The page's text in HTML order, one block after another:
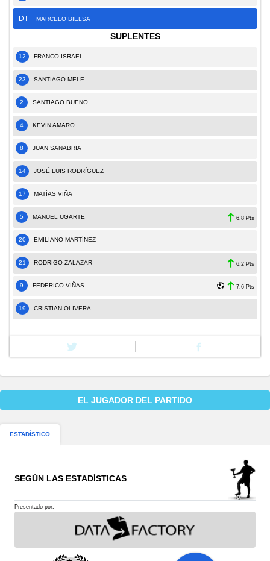
DT MARCELO BIELSA
SUPLENTES
12 FRANCO ISRAEL
23 SANTIAGO MELE
2 SANTIAGO BUENO
4 KEVIN AMARO
8 JUAN SANABRIA
14 JOSÉ LUIS RODRÍGUEZ
17 MATÍAS VIÑA
5 MANUEL UGARTE 6.8 Pts
20 EMILIANO MARTÍNEZ
21 RODRIGO ZALAZAR 6.2 Pts
9 FEDERICO VIÑAS 7.6 Pts
19 CRISTIAN OLIVERA
EL JUGADOR DEL PARTIDO
ESTADÍSTICO
SEGÚN LAS ESTADÍSTICAS
Presentado por: